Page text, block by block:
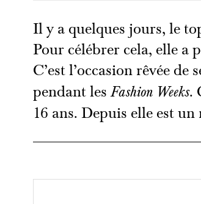
Il y a quelques jours, le
Pour célébrer cela, elle a
C’est l’occasion rêvée de
pendant lesFashion Weeks.
16 ans. Depuis elle est